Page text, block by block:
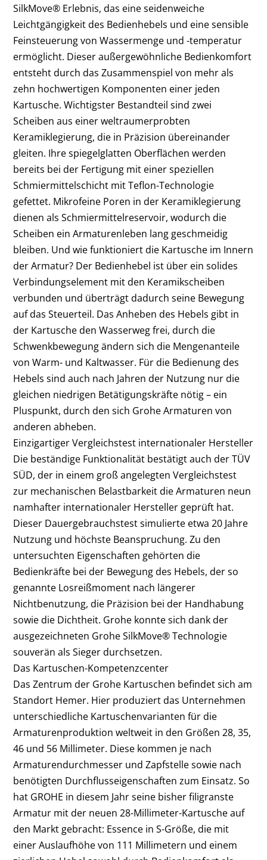
SilkMove® Erlebnis, das eine seidenweiche
Leichtgängigkeit des Bedienhebels und eine sensible
Feinsteuerung von Wassermenge und -temperatur
ermöglicht. Dieser außergewöhnliche Bedienkomfort
entsteht durch das Zusammenspiel von mehr als
zehn hochwertigen Komponenten einer jeden
Kartusche. Wichtigster Bestandteil sind zwei
Scheiben aus einer weltraumerprobten
Keramiklegierung, die in Präzision übereinander
gleiten. Ihre spiegelglatten Oberflächen werden
bereits bei der Fertigung mit einer speziellen
Schmiermittelschicht mit Teflon-Technologie
gefettet. Mikrofeine Poren in der Keramiklegierung
dienen als Schmiermittelreservoir, wodurch die
Scheiben ein Armaturenleben lang geschmeidig
bleiben. Und wie funktioniert die Kartusche im Innern
der Armatur? Der Bedienhebel ist über ein solides
Verbindungselement mit den Keramikscheiben
verbunden und überträgt dadurch seine Bewegung
auf das Steuerteil. Das Anheben des Hebels gibt in
der Kartusche den Wasserweg frei, durch die
Schwenkbewegung ändern sich die Mengenanteile
von Warm- und Kaltwasser. Für die Bedienung des
Hebels sind auch nach Jahren der Nutzung nur die
gleichen niedrigen Betätigungskräfte nötig – ein
Pluspunkt, durch den sich Grohe Armaturen von
anderen abheben.
Einzigartiger Vergleichstest internationaler Hersteller
Die beständige Funktionalität bestätigt auch der TÜV
SÜD, der in einem groß angelegten Vergleichstest
zur mechanischen Belastbarkeit die Armaturen neun
namhafter internationaler Hersteller geprüft hat.
Dieser Dauergebrauchstest simulierte etwa 20 Jahre
Nutzung und höchste Beanspruchung. Zu den
untersuchten Eigenschaften gehörten die
Bedienkräfte bei der Bewegung des Hebels, der so
genannte Losreißmoment nach längerer
Nichtbenutzung, die Präzision bei der Handhabung
sowie die Dichtheit. Grohe konnte sich dank der
ausgezeichneten Grohe SilkMove® Technologie
souverän als Sieger durchsetzen.
Das Kartuschen-Kompetenzcenter
Das Zentrum der Grohe Kartuschen befindet sich am
Standort Hemer. Hier produziert das Unternehmen
unterschiedliche Kartuschenvarianten für die
Armaturenproduktion weltweit in den Größen 28, 35,
46 und 56 Millimeter. Diese kommen je nach
Armaturendurchmesser und Zapfstelle sowie nach
benötigten Durchflusseigenschaften zum Einsatz. So
hat GROHE in diesem Jahr seine bisher filigranste
Armatur mit der neuen 28-Millimeter-Kartusche auf
den Markt gebracht: Essence in S-Größe, die mit
einer Auslaufhöhe von 111 Millimetern und einem